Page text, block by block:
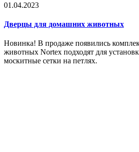
01.04.2023
Дверцы для домашних животных
Новинка! В продаже появились
животных Nortex подходят для
москитные сетки на петлях.